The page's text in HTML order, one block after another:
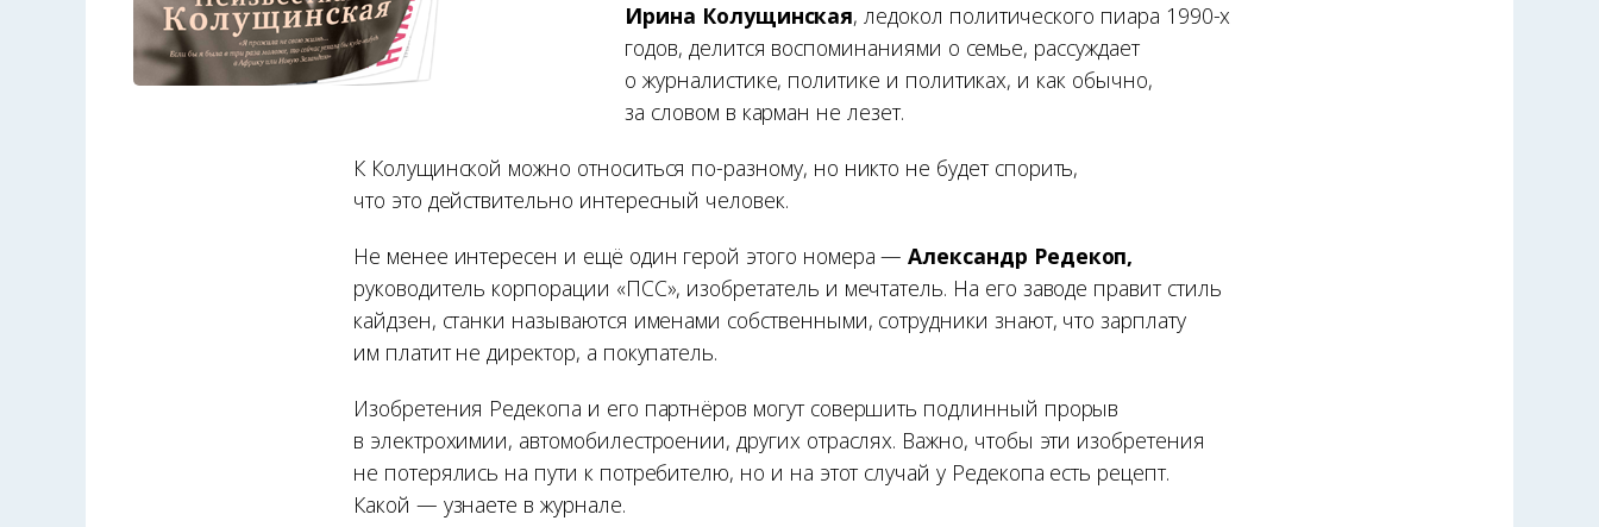
Ирина Колущинская, ледокол политического пиара 1990-х
годов, делится воспоминаниями о семье, рассуждает
о журналистике, политике и политиках, и как обычно,
за словом в карман не лезет.
К Колущинской можно относиться по-разному, но никто не будет спорить,
что это действительно интересный человек.
Не менее интересен и ещё один герой этого номера —Александр Редекоп,
руководитель корпорации «ПСС», изобретатель и мечтатель. На его заводе правит стиль
кайдзен, станки называются именами собственными, сотрудники знают, что зарплату
им платит не директор, а покупатель.
Изобретения Редекопа и его партнёров могут совершить подлинный прорыв
в электрохимии, автомобилестроении, других отраслях. Важно, чтобы эти изобретения
не потерялись на пути к потребителю, но и на этот случай у Редекопа есть рецепт.
Какой — узнаете в журнале.